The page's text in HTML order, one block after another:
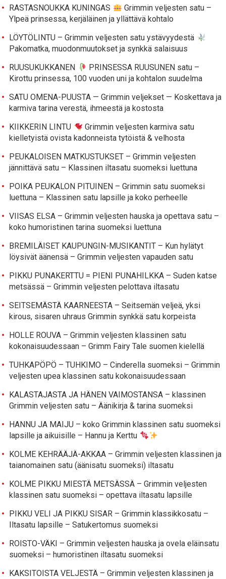
RASTASNOUKKA KUNINGAS
Grimmin veljesten satu –
Ylpeä prinsessa, kerjäläinen ja yllättävä kohtalo
LÖYTÖLINTU – Grimmin veljesten satu ystävyydestä
Pakomatka, muodonmuutokset ja synkkä salaisuus
RUUSUKUKKANEN
PRINSESSA RUUSUNEN satu –
Kirottu prinsessa, 100 vuoden uni ja kohtalon suudelma
SATU OMENA-PUUSTA — Grimmin veljekset — Koskettava ja
karmiva tarina verestä, ihmeestä ja kostosta
KIIKKERIN LINTU
Grimmin veljesten karmiva satu
kielletyistä ovista kadonneista tytöistä & velhosta
PEUKALOISEN MATKUSTUKSET – Grimmin veljesten
jännittävä satu – Klassinen iltasatu suomeksi luettuna
POIKA PEUKALON PITUINEN – Grimmin satu suomeksi
luettuna – Klassinen satu lapsille ja koko perheelle
VIISAS ELSA – Grimmin veljesten hauska ja opettava satu –
koko humoristinen tarina suomeksi luettuna
BREMILÄISET KAUPUNGIN-MUSIKANTIT – Kun hylätyt
löysivät äänensä – Grimmin veljesten vapauden satu
PIKKU PUNAKERTTU = PIENI PUNAHILKKA – Suden katse
metsässä – Grimmin veljesten pelottava iltasatu
SEITSEMÄSTÄ KAARNEESTA – Seitsemän veljeä, yksi
kirous, sisaren uhraus Grimmin synkkä satu korpeista
HOLLE ROUVA – Grimmin veljesten klassinen satu
kokonaisuudessaan – Grimm Fairy Tale suomen kielellä
TUHKAPÖPÖ – TUHKIMO – Cinderella suomeksi – Grimmin
veljesten upea klassinen satu kokonaisuudessaan
KALASTAJASTA JA HÄNEN VAIMOSTANSA – klassinen
Grimmin veljesten satu – Äänikirja & tarina suomeksi
HANNU JA MAIJU – koko Grimmin klassinen satu suomeksi
lapsille ja aikuisille – Hannu ja Kerttu
KOLME KEHRÄÄJÄ-AKKAA – Grimmin veljesten klassinen ja
taianomainen satu (äänisatu suomeksi) iltasatu
KOLME PIKKU MIESTÄ METSÄSSÄ – Grimmin veljesten
klassinen satu suomeksi – opettava iltasatu lapsille
PIKKU VELI JA PIKKU SISAR – Grimmin klassikkosatu –
Iltasatu lapsille – Satukertomus suomeksi
ROISTO-VÄKI – Grimmin veljesten hauska ja ovela eläinsatu
suomeksi – humoristinen iltasatu suomeksi
KAKSITOISTA VELJESTÄ – Grimmin veljesten klassinen ja